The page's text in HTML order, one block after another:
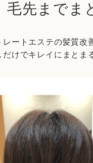
毛先までま
レートエステの髪質改
だけでキレイにまと